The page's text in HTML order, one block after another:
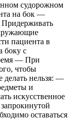
судорожном
на бок —
пациента в
боку с
— При
чтобы
делать нельзя: —
и
искусственное
оставаться